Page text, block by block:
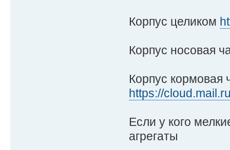
Корпус целиком
Корпус носовая
Корпус кормовая
https://
Если у кого
агрегаты